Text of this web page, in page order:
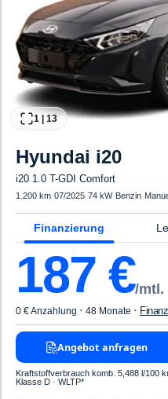
1 13
Hyundai i20
i20 1.0 T-GDI Comfort
1.200 km·07/2025·74 kW· Benzin·
Finanzierung
187 €/mtl.
0 € Anzahlung · 48 Monate ·
Angebot anfragen
Kraftstoffverbrauch komb. 5,488 l/100
Klasse D · WLTP*